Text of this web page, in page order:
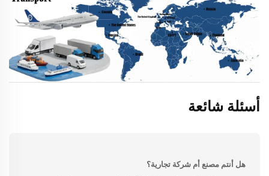
أسئلة شائعة
هل أنتم مصنع أم شركة تجارية؟